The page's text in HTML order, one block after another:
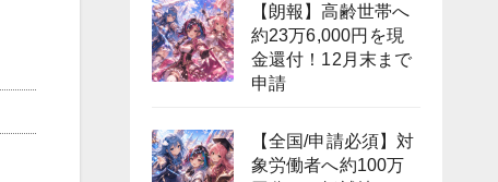
【朗報】高齢世帯へ
約23万6,000円を現
金還付！12月末まで
申請
【全国/申請必須】対
象労働者へ約100万